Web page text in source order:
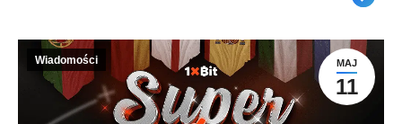
MAJ
11
Wiadomości